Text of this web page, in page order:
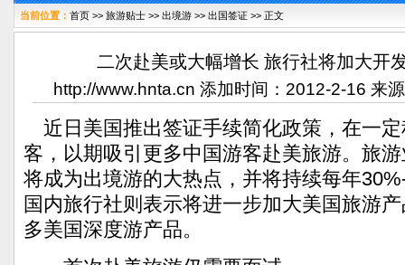
当前位置： 首页 >> 旅游贴士 >> 出境游 >> 出国签证 >> 正文
二次赴美或大幅增长 旅行社将加大开
http://www.hnta.cn 添加时间：2012-2-16 来
近日美国推出签证手续简化政策，在一
客，以期吸引更多中国游客赴美旅游。旅
将成为出境游的大热点，并将持续每年
国内旅行社则表示将进一步加大美国旅游
多美国深度游产品。